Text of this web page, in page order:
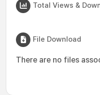
Total Views &
File Download
There are no files